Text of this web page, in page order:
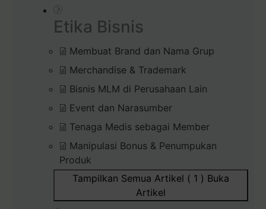
Etika Bisnis
Membuat Brand dan Nama Grup
Merchandise & Trademark
Bisnis MLM di Perusahaan Lain
Event dan Narasumber
Tenaga Medis sebagai Member
Manipulasi Bonus & Penumpukan
Produk
Tampilkan Semua Artikel ( 1 ) Buka
Artikel